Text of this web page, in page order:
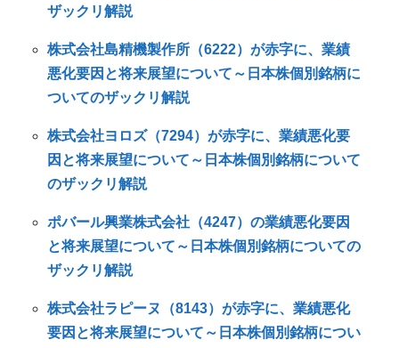
ザックリ解説
株式会社島精機製作所（6222）が赤字に、業績
悪化要因と将来展望について～日本株個別銘柄に
ついてのザックリ解説
株式会社ヨロズ（7294）が赤字に、業績悪化要
因と将来展望について～日本株個別銘柄について
のザックリ解説
ポバール興業株式会社（4247）の業績悪化要因
と将来展望について～日本株個別銘柄についての
ザックリ解説
株式会社ラピーヌ（8143）が赤字に、業績悪化
要因と将来展望について～日本株個別銘柄につい